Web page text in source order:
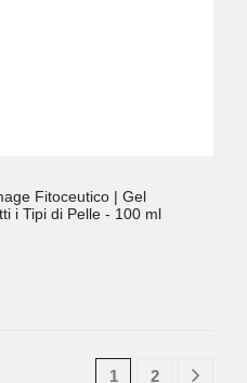
Fitoceutico | Gel
i Tipi di Pelle - 100 ml
1 2